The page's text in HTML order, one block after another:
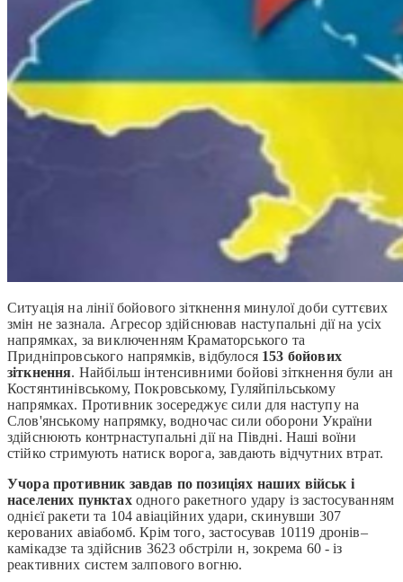
Ситуація на лінії бойового зіткнення минулої доби суттєвих
змін не зазнала. Агресор здійснював наступальні дії на усіх
напрямках, за виключенням Краматорського та
Придніпровського напрямків, відбулося 153 бойових
зіткнення. Найбільш інтенсивними бойові зіткнення були ан
Костянтинівському, Покровському, Гуляйпільському
напрямках. Противник зосереджує сили для наступу на
Слов'янському напрямку, водночас сили оборони України
здійснюють контрнаступальні дії на Півдні. Наші воїни
стійко стримують натиск ворога, завдають відчутних втрат.
Учора противник завдав по позиціях наших військ і
населених пунктах одного ракетного удару із застосуванням
однієї ракети та 104 авіаційних удари, скинувши 307
керованих авіабомб. Крім того, застосував 10119 дронів–
камікадзе та здійснив 3623 обстріли н, зокрема 60 - із
реактивних систем залпового вогню.